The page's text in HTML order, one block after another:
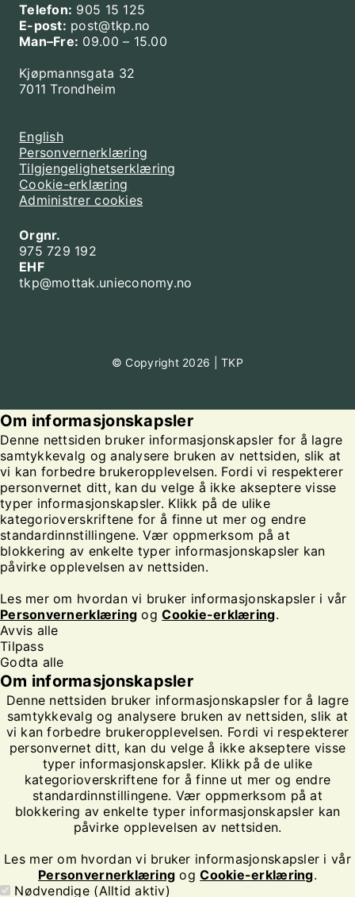
Telefon: 905 15 125
E-post: post@tkp.no
Man–Fre: 09.00 – 15.00
Kjøpmannsgata 32
7011 Trondheim
English
Personvernerklæring
Tilgjengelighetserklæring
Cookie-erklæring
Administrer cookies
Orgnr.
975 729 192
EHF
tkp@mottak.unieconomy.no
© Copyright 2026 | TKP
Om informasjonskapsler
Denne nettsiden bruker informasjonskapsler for å lagre
samtykkevalg og analysere bruken av nettsiden, slik at
vi kan forbedre brukeropplevelsen. Fordi vi respekterer
personvernet ditt, kan du velge å ikke akseptere visse
typer informasjonskapsler. Klikk på de ulike
kategorioverskriftene for å finne ut mer og endre
standardinnstillingene. Vær oppmerksom på at
blokkering av enkelte typer informasjonskapsler kan
påvirke opplevelsen av nettsiden.
Les mer om hvordan vi bruker informasjonskapsler i vår
Personvernerklæring ogCookie-erklæring.
Avvis alle
Tilpass
Godta alle
Om informasjonskapsler
Denne nettsiden bruker informasjonskapsler for å lagre
samtykkevalg og analysere bruken av nettsiden, slik at
vi kan forbedre brukeropplevelsen. Fordi vi respekterer
personvernet ditt, kan du velge å ikke akseptere visse
typer informasjonskapsler. Klikk på de ulike
kategorioverskriftene for å finne ut mer og endre
standardinnstillingene. Vær oppmerksom på at
blokkering av enkelte typer informasjonskapsler kan
påvirke opplevelsen av nettsiden.
Les mer om hvordan vi bruker informasjonskapsler i vår
Personvernerklæring ogCookie-erklæring.
Nødvendige (Alltid aktiv)